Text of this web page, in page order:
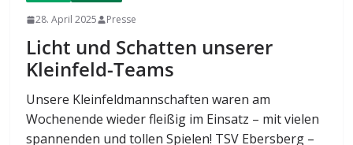
28. April 2025 Presse
Licht und Schatten unserer
Kleinfeld-Teams
Unsere Kleinfeldmannschaften waren am
Wochenende wieder fleißig im Einsatz – mit vielen
spannenden und tollen Spielen! TSV Ebersberg –